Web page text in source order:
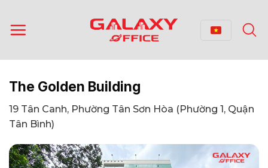
qua
nội
The Golden Building
19 Tân Canh, Phường Tân Sơn Hòa (Phường 1, Quận
Tân Bình)